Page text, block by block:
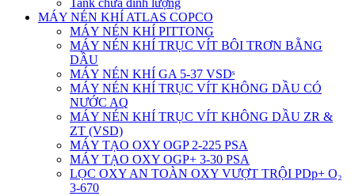
MÁY NÉN KHÍ ATLAS COPCO
MÁY NÉN KHÍ PITTONG
MÁY NÉN KHÍ TRỤC VÍT BÔI TRƠN BẰNG
DẦU
MÁY NÉN KHÍ GA 5-37 VSDˢ
MÁY NÉN KHÍ TRỤC VÍT KHÔNG DẦU CÓ
NƯỚC AQ
MÁY NÉN KHÍ TRỤC VÍT KHÔNG DẦU ZR &
ZT (VSD)
MÁY TẠO OXY OGP 2-225 PSA
MÁY TẠO OXY OGP+ 3-30 PSA
LỌC OXY AN TOÀN OXY VƯỢT TRỘI PDp+ O₂
3-670